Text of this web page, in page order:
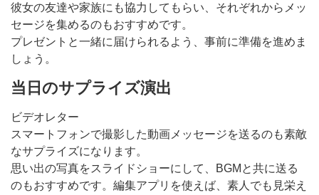
彼女の友達や家族にも協力してもらい、それぞれからメッ
セージを集めるのもおすすめです。
プレゼントと一緒に届けられるよう、事前に準備を進めま
しょう。
当日のサプライズ演出
ビデオレター
スマートフォンで撮影した動画メッセージを送るのも素敵
なサプライズになります。
思い出の写真をスライドショーにして、BGMと共に送る
のもおすすめです。編集アプリを使えば、素人でも見栄え